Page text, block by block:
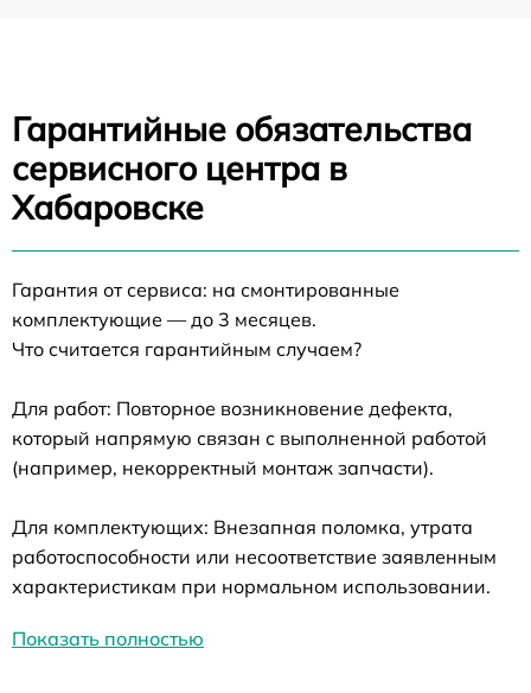
Гарантийные обязательства
сервисного центра в
Хабаровске
Гарантия от сервиса: на смонтированные
комплектующие — до 3 месяцев.
Что считается гарантийным случаем?
Для работ: Повторное возникновение дефекта,
который напрямую связан с выполненной работой
(например, некорректный монтаж запчасти).
Для комплектующих: Внезапная поломка, утрата
работоспособности или несоответствие заявленным
характеристикам при нормальном использовании.
Показать полностью